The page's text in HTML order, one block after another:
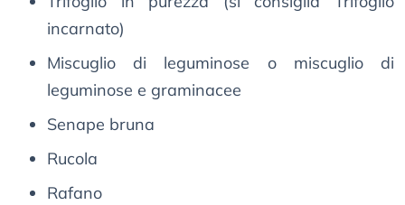
incarnato)
Miscuglio di leguminose o miscuglio di
leguminose e graminacee
Senape bruna
Rucola
Rafano